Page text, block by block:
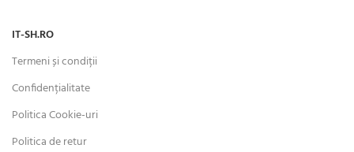
IT-SH.RO
Termeni și condiții
Confidențialitate
Politica Cookie-uri
Politica de retur